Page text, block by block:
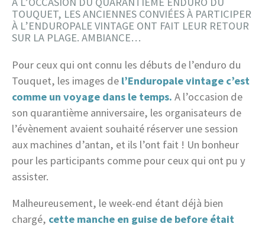
TOUQUET, LES ANCIENNES CONVIÉES À PARTICIPER
À L’ENDUROPALE VINTAGE ONT FAIT LEUR RETOUR
SUR LA PLAGE. AMBIANCE…
Pour ceux qui ont connu les débuts de l’enduro du
Touquet, les images de l’Enduropale vintage c’est
comme un voyage dans le temps. A l’occasion de
son quarantième anniversaire, les organisateurs de
l’évènement avaient souhaité réserver une session
aux machines d’antan, et ils l’ont fait ! Un bonheur
pour les participants comme pour ceux qui ont pu y
assister.
Malheureusement, le week-end étant déjà bien
chargé, cette manche en guise de before était